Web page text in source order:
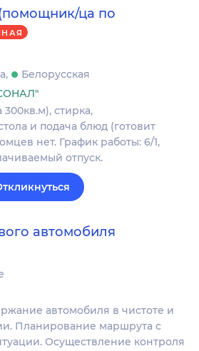
ца по
Белорусская
стирка,
и подача блюд (готовит
нет. График работы: 6/1,
отпуск.
автомобиля
автомобиля в чистоте и
Планирование маршрута с
Осуществление контроля